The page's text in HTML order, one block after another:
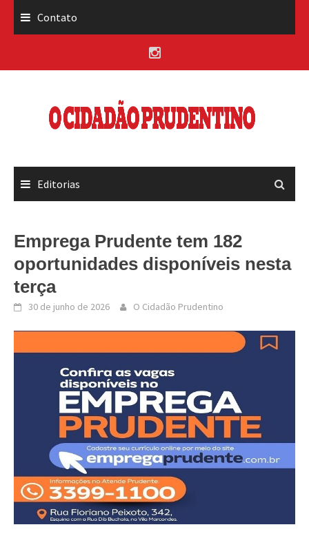
Contato
Editorias
Emprega Prudente tem 182
oportunidades disponíveis nesta
terça
30 de junho de 2026 O Cidadão Prudentino